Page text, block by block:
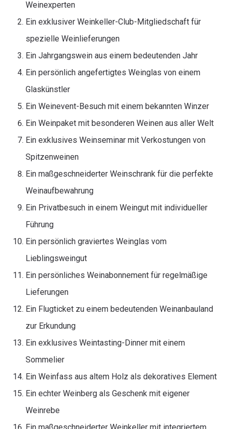
Weinexperten
Ein exklusiver Weinkeller-Club-Mitgliedschaft für
spezielle Weinlieferungen
Ein Jahrgangswein aus einem bedeutenden Jahr
Ein persönlich angefertigtes Weinglas von einem
Glaskünstler
Ein Weinevent-Besuch mit einem bekannten Winzer
Ein Weinpaket mit besonderen Weinen aus aller Welt
Ein exklusives Weinseminar mit Verkostungen von
Spitzenweinen
Ein maßgeschneiderter Weinschrank für die perfekte
Weinaufbewahrung
Ein Privatbesuch in einem Weingut mit individueller
Führung
Ein persönlich graviertes Weinglas vom
Lieblingsweingut
Ein persönliches Weinabonnement für regelmäßige
Lieferungen
Ein Flugticket zu einem bedeutenden Weinanbauland
zur Erkundung
Ein exklusives Weintasting-Dinner mit einem
Sommelier
Ein Weinfass aus altem Holz als dekoratives Element
Ein echter Weinberg als Geschenk mit eigener
Weinrebe